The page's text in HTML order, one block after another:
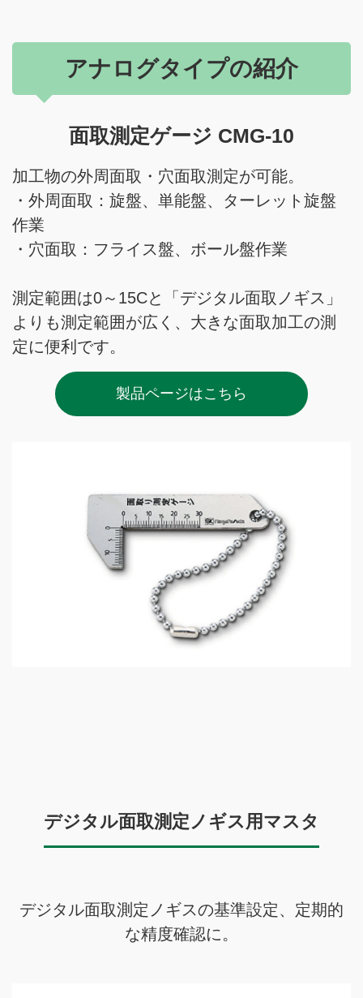
アナログタイプの紹介
面取測定ゲージ CMG-10
加工物の外周面取・穴面取測定が可能。
・外周面取：旋盤、単能盤、ターレット旋盤
作業
・穴面取：フライス盤、ボール盤作業
測定範囲は0～15Cと「デジタル面取ノギス」
よりも測定範囲が広く、大きな面取加工の測
定に便利です。
製品ページはこちら
デジタル面取測定ノギス用マスタ
デジタル面取測定ノギスの基準設定、定期的
な精度確認に。